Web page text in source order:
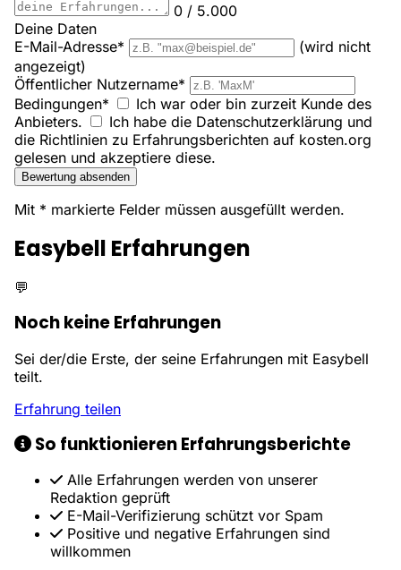
0 / 5.000
Deine Daten
E-Mail-Adresse*
(wird nicht
angezeigt)
Öffentlicher Nutzername*
Bedingungen*
Ich war oder bin zurzeit Kunde des
Anbieters.
Ich habe die Datenschutzerklärung und
die Richtlinien zu Erfahrungsberichten auf kosten.org
gelesen und akzeptiere diese.
Bewertung absenden
Mit * markierte Felder müssen ausgefüllt werden.
Easybell Erfahrungen
💬
Noch keine Erfahrungen
Sei der/die Erste, der seine Erfahrungen mit Easybell
teilt.
Erfahrung teilen
So funktionieren Erfahrungsberichte
Alle Erfahrungen werden von unserer
Redaktion geprüft
E-Mail-Verifizierung schützt vor Spam
Positive und negative Erfahrungen sind
willkommen